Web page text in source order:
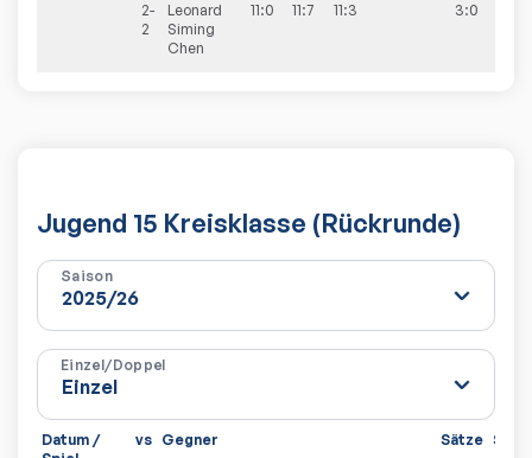
2-
2
Leonard
Siming
Chen
11:0 11:7 11:3 3:0
Jugend 15 Kreisklasse (Rückrunde)
Saison
Einzel/Doppel
Datum /
vs Gegner Sätze